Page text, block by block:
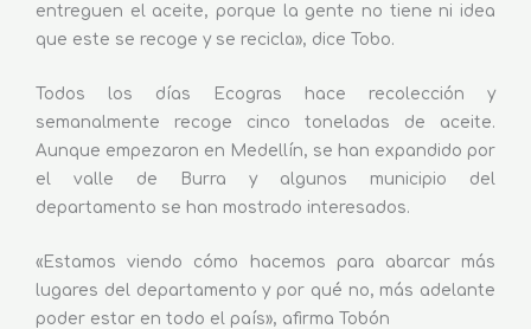
entreguen el aceite, porque la gente no tiene ni idea
que este se recoge y se recicla», dice Tobo.
Todos los días Ecogras hace recolección y
semanalmente recoge cinco toneladas de aceite.
Aunque empezaron en Medellín, se han expandido por
el valle de Burra y algunos municipio del
departamento se han mostrado interesados.
«Estamos viendo cómo hacemos para abarcar más
lugares del departamento y por qué no, más adelante
poder estar en todo el país», afirma Tobón